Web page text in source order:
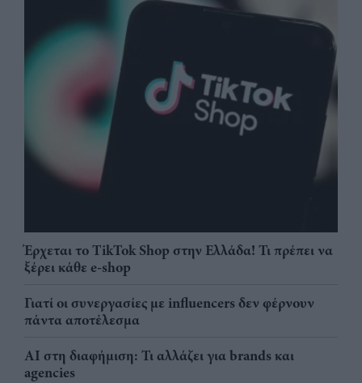
Έρχεται το TikTok Shop στην Ελλάδα! Τι πρέπει να
ξέρει κάθε e-shop
Γιατί οι συνεργασίες με influencers δεν φέρνουν
πάντα αποτέλεσμα
AI στη διαφήμιση: Τι αλλάζει για brands και
agencies